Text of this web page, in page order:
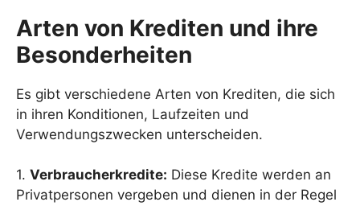
Arten von Krediten und ihre
Besonderheiten
Es gibt verschiedene Arten von Krediten, die sich
in ihren Konditionen, Laufzeiten und
Verwendungszwecken unterscheiden.
1. Verbraucherkredite: Diese Kredite werden an
Privatpersonen vergeben und dienen in der Regel